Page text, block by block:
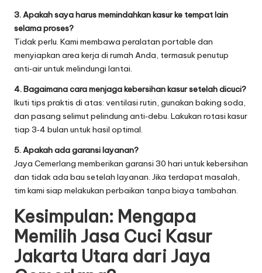
3. Apakah saya harus memindahkan kasur ke tempat lain
selama proses?
Tidak perlu. Kami membawa peralatan portable dan
menyiapkan area kerja di rumah Anda, termasuk penutup
anti‑air untuk melindungi lantai.
4. Bagaimana cara menjaga kebersihan kasur setelah dicuci?
Ikuti tips praktis di atas: ventilasi rutin, gunakan baking soda,
dan pasang selimut pelindung anti‑debu. Lakukan rotasi kasur
tiap 3‑4 bulan untuk hasil optimal.
5. Apakah ada garansi layanan?
Jaya Cemerlang memberikan garansi 30 hari untuk kebersihan
dan tidak ada bau setelah layanan. Jika terdapat masalah,
tim kami siap melakukan perbaikan tanpa biaya tambahan.
Kesimpulan: Mengapa
Memilih Jasa Cuci Kasur
Jakarta Utara dari Jaya